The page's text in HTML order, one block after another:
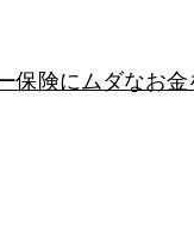
保険にムダなお